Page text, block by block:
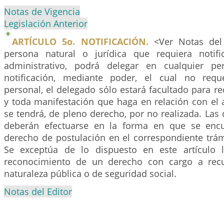
Notas de Vigencia
Legislación Anterior
ARTÍCULO 5o. NOTIFICACIÓN. <Ver Notas
persona natural o jurídica que requiera
administrativo, podrá delegar en cualquier
notificación, mediante poder, el cual no
personal, el delegado sólo estará facultado para
y toda manifestación que haga en relación con el
se tendrá, de pleno derecho, por no realizada. Las
deberán efectuarse en la forma en que se
derecho de postulación en el correspondiente
Se exceptúa de lo dispuesto en este artículo
reconocimiento de un derecho con cargo a
naturaleza pública o de seguridad social.
Notas del Editor